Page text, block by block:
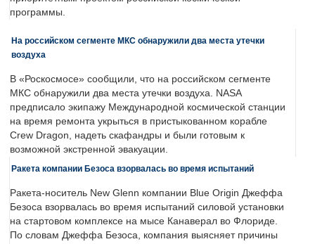
программы.
На российском сегменте МКС обнаружили два места утечки
воздуха
В «Роскосмосе» сообщили, что на российском сегменте
МКС обнаружили два места утечки воздуха. NASA
предписало экипажу Международной космической станции
на время ремонта укрыться в пристыкованном корабле
Crew Dragon, надеть скафандры и были готовым к
возможной экстренной эвакуации.
Ракета компании Безоса взорвалась во время испытаний
Ракета-носитель New Glenn компании Blue Origin Джеффа
Безоса взорвалась во время испытаний силовой установки
на стартовом комплексе на мысе Канаверал во Флориде.
По словам Джеффа Безоса, компания выясняет причины